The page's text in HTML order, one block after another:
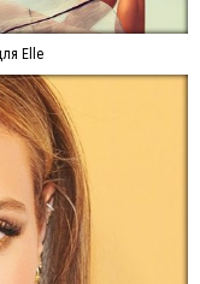
Elle